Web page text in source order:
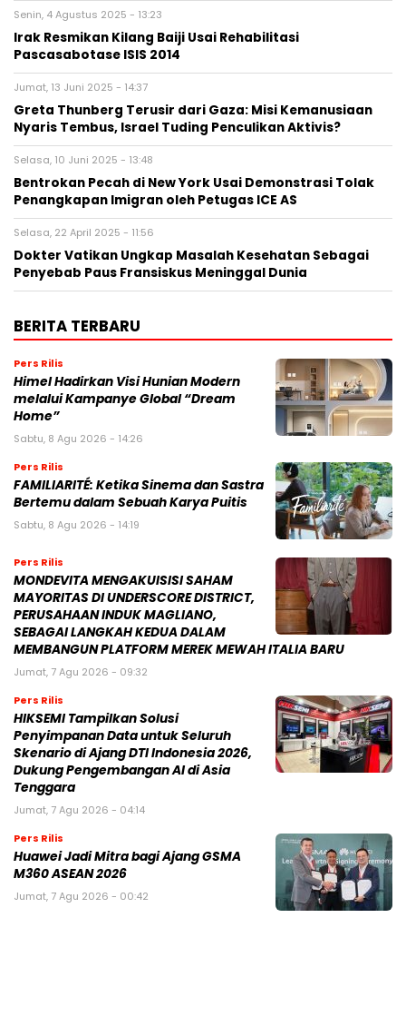
Senin, 4 Agustus 2025 - 13:23
Irak Resmikan Kilang Baiji Usai Rehabilitasi
Pascasabotase ISIS 2014
Jumat, 13 Juni 2025 - 14:37
Greta Thunberg Terusir dari Gaza: Misi Kemanusiaan
Nyaris Tembus, Israel Tuding Penculikan Aktivis?
Selasa, 10 Juni 2025 - 13:48
Bentrokan Pecah di New York Usai Demonstrasi Tolak
Penangkapan Imigran oleh Petugas ICE AS
Selasa, 22 April 2025 - 11:56
Dokter Vatikan Ungkap Masalah Kesehatan Sebagai
Penyebab Paus Fransiskus Meninggal Dunia
BERITA TERBARU
Pers Rilis
Himel Hadirkan Visi Hunian Modern
melalui Kampanye Global “Dream
Home”
Sabtu, 8 Agu 2026 - 14:26
Pers Rilis
FAMILIARITÉ: Ketika Sinema dan Sastra
Bertemu dalam Sebuah Karya Puitis
Sabtu, 8 Agu 2026 - 14:19
Pers Rilis
MONDEVITA MENGAKUISISI SAHAM
MAYORITAS DI UNDERSCORE DISTRICT,
PERUSAHAAN INDUK MAGLIANO,
SEBAGAI LANGKAH KEDUA DALAM
MEMBANGUN PLATFORM MEREK MEWAH ITALIA BARU
Jumat, 7 Agu 2026 - 09:32
Pers Rilis
HIKSEMI Tampilkan Solusi
Penyimpanan Data untuk Seluruh
Skenario di Ajang DTI Indonesia 2026,
Dukung Pengembangan AI di Asia
Tenggara
Jumat, 7 Agu 2026 - 04:14
Pers Rilis
Huawei Jadi Mitra bagi Ajang GSMA
M360 ASEAN 2026
Jumat, 7 Agu 2026 - 00:42